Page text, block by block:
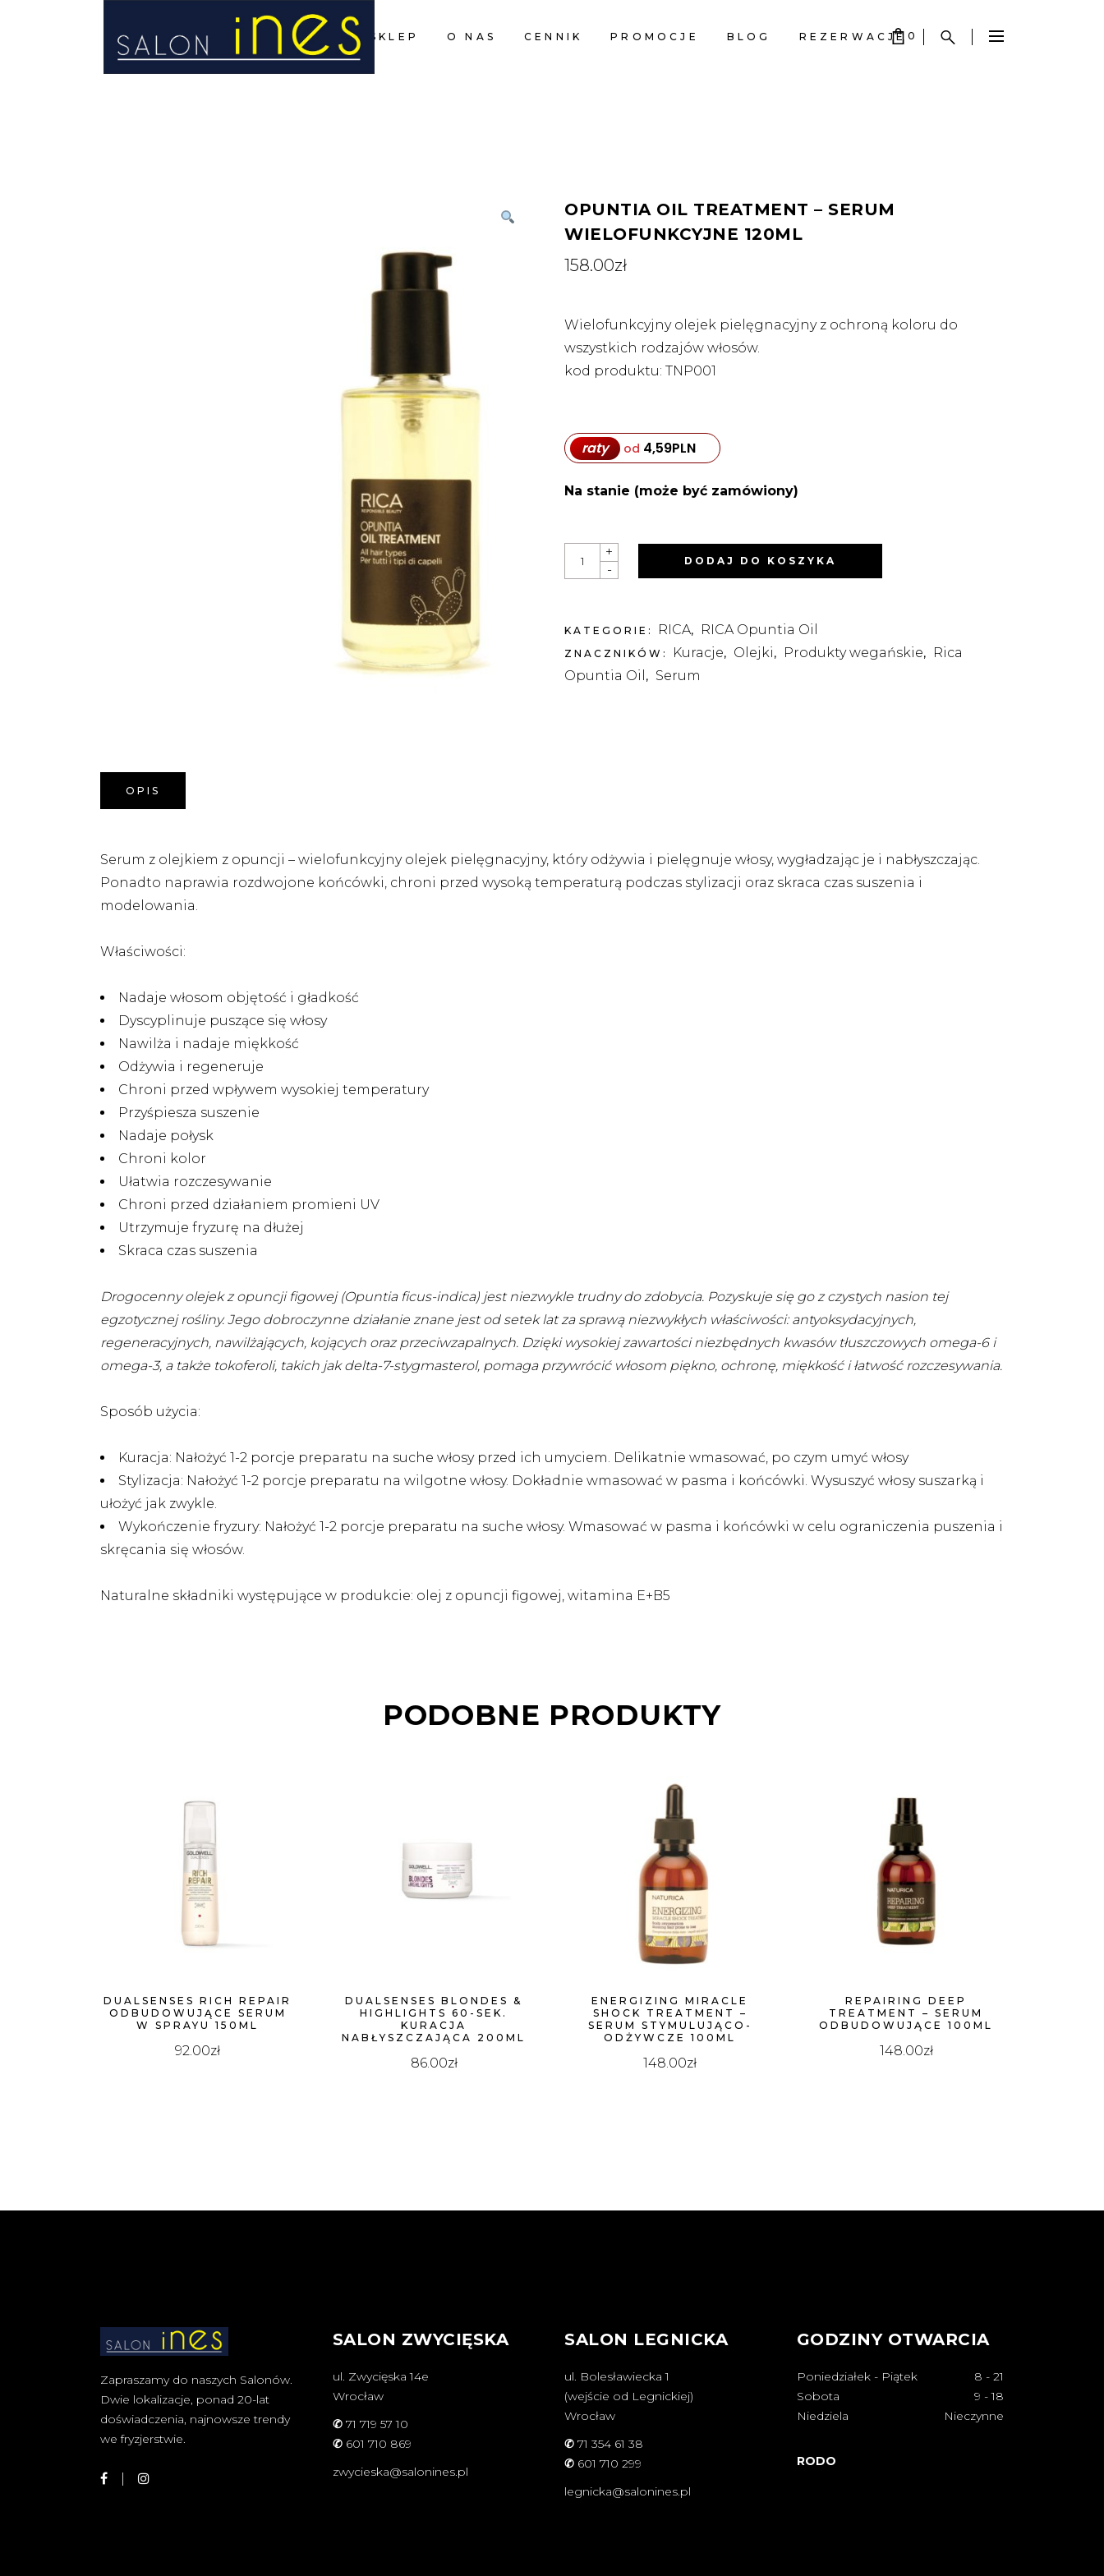
STRONA GŁÓWNA SKLEP O NAS CENNIK PROMOCJE BLOG REZERWACJE 0
OPUNTIA OIL TREATMENT – SERUM
WIELOFUNKCYJNE 120ML
158.00zł
Wielofunkcyjny olejek pielęgnacyjny z ochroną koloru do
wszystkich rodzajów włosów.
kod produktu: TNP001
raty od 4,59PLN
Na stanie (może być zamówiony)
OPUNTIA
OIL
TREATMENT
QUANTITY
-
+
DODAJ DO KOSZYKA
KATEGORIE: RICA, RICA Opuntia Oil
ZNACZNIKÓW: Kuracje, Olejki , Produkty wegańskie,
Rica
Opuntia Oil , Serum
OPIS
Serum z olejkiem z opuncji – wielofunkcyjny olejek pielęgnacyjny, który odżywia i pielęgnuje włosy, wygładzając je i nabłyszczając.
Ponadto naprawia rozdwojone końcówki, chroni przed wysoką temperaturą podczas stylizacji oraz skraca czas suszenia i
modelowania.
Właściwości:
Nadaje włosom objętość i gładkość
Dyscyplinuje puszące się włosy
Nawilża i nadaje miękkość
Odżywia i regeneruje
Chroni przed wpływem wysokiej temperatury
Przyśpiesza suszenie
Nadaje połysk
Chroni kolor
Ułatwia rozczesywanie
Chroni przed działaniem promieni UV
Utrzymuje fryzurę na dłużej
Skraca czas suszenia
Drogocenny olejek z opuncji figowej (Opuntia ficus-indica) jest niezwykle trudny do zdobycia. Pozyskuje się go z czystych nasion tej
egzotycznej rośliny. Jego dobroczynne działanie znane jest od setek lat za sprawą niezwykłych właściwości: antyoksydacyjnych,
regeneracyjnych, nawilżających, kojących oraz przeciwzapalnych. Dzięki wysokiej zawartości niezbędnych kwasów tłuszczowych omega-6 i
omega-3, a także tokoferoli, takich jak delta-7-stygmasterol, pomaga przywrócić włosom piękno, ochronę, miękkość i łatwość rozczesywania.
Sposób użycia:
Kuracja: Nałożyć 1-2 porcje preparatu na suche włosy przed ich umyciem. Delikatnie wmasować, po czym umyć włosy
Stylizacja: Nałożyć 1-2 porcje preparatu na wilgotne włosy. Dokładnie wmasować w pasma i końcówki. Wysuszyć włosy suszarką i
ułożyć jak zwykle.
Wykończenie fryzury: Nałożyć 1-2 porcje preparatu na suche włosy. Wmasować w pasma i końcówki w celu ograniczenia puszenia i
skręcania się włosów.
Naturalne składniki występujące w produkcie: olej z opuncji figowej, witamina E+B5
PODOBNE PRODUKTY
DUALSENSES RICH REPAIR
ODBUDOWUJĄCE SERUM
W SPRAYU 150ML
92.00zł
DUALSENSES BLONDES &
HIGHLIGHTS 60-SEK.
KURACJA
NABŁYSZCZAJĄCA 200ML
86.00zł
ENERGIZING MIRACLE
SHOCK TREATMENT –
SERUM STYMULUJĄCO-
ODŻYWCZE 100ML
148.00zł
REPAIRING DEEP
TREATMENT – SERUM
ODBUDOWUJĄCE 100ML
148.00zł
Zapraszamy do naszych Salonów.
Dwie lokalizacje, ponad 20-lat
doświadczenia, najnowsze trendy
we fryzjerstwie.
SALON ZWYCIĘSKA
ul. Zwycięska 14e
Wrocław
✆ 71 719 57 10
✆ 601 710 869
zwycieska@salonines.pl
SALON LEGNICKA
ul. Bolesławiecka 1
(wejście od Legnickiej)
Wrocław
✆ 71 354 61 38
✆ 601 710 299
legnicka@salonines.pl
GODZINY OTWARCIA
Poniedziałek - Piątek 8 - 21
Sobota
9 - 18
Niedziela
Nieczynne
RODO